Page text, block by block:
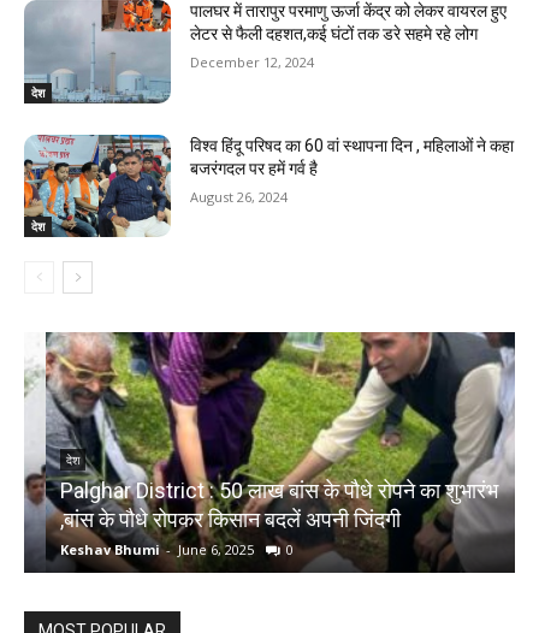
देश
पालघर में तारापुर परमाणु ऊर्जा केंद्र को लेकर वायरल हुए
लेटर से फैली दहशत,कई घंटों तक डरे सहमे रहे लोग
December 12, 2024
देश
विश्व हिंदू परिषद का 60 वां स्थापना दिन , महिलाओं ने कहा
बजरंगदल पर हमें गर्व है
August 26, 2024
देश
Palghar District : 50 लाख बांस के पौधे रोपने का शुभारंभ
,बांस के पौधे रोपकर किसान बदलें अपनी जिंदगी
Keshav Bhumi - June 6, 2025 0